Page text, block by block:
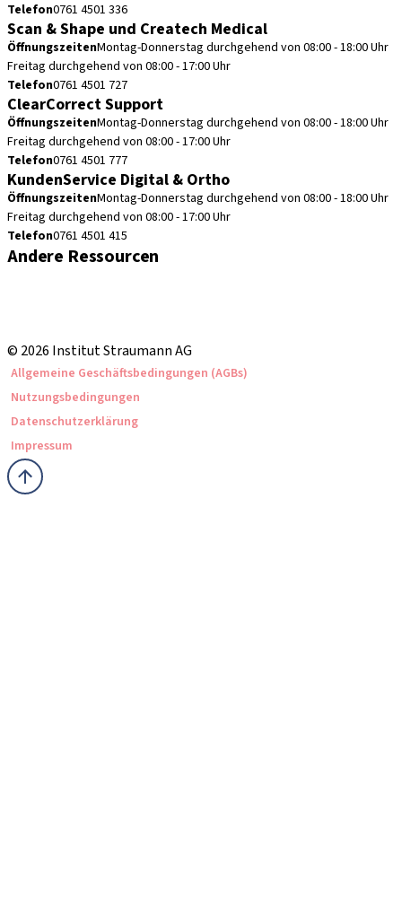
Telefon0761 4501 336
Scan & Shape und Createch Medical
ÖffnungszeitenMontag-Donnerstag durchgehend von 08:00 - 18:00 Uhr
Freitag durchgehend von 08:00 - 17:00 Uhr
Telefon0761 4501 727
ClearCorrect Support
ÖffnungszeitenMontag-Donnerstag durchgehend von 08:00 - 18:00 Uhr
Freitag durchgehend von 08:00 - 17:00 Uhr
Telefon0761 4501 777
KundenService Digital & Ortho
ÖffnungszeitenMontag-Donnerstag durchgehend von 08:00 - 18:00 Uhr
Freitag durchgehend von 08:00 - 17:00 Uhr
Telefon0761 4501 415
Andere Ressourcen
© 2026 Institut Straumann AG
Allgemeine Geschäftsbedingungen (AGBs)
Nutzungsbedingungen
Datenschutzerklärung
Impressum